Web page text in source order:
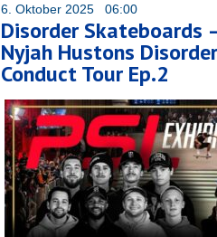
6. Oktober 2025 06:00
Disorder Skateboards
Nyjah Hustons
Conduct Tour Ep.2